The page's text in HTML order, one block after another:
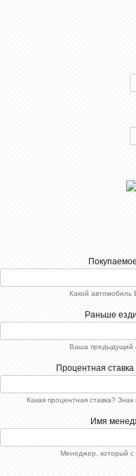
Какой автомобиль
Раньше
Ваша предыдущий
Процентная
Какая процентная ставка?
Имя
Менеджер, который